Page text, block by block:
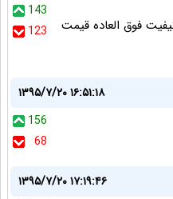
143
123
فوق العاده قیمت
۱۳۹۵/۷/۲۰ ۱۶:۵۱:۱۸
156
68
۱۳۹۵/۷/۲۰ ۱۷:۱۹:۴۶